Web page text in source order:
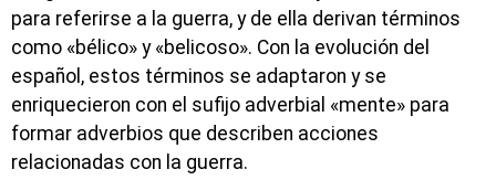
para referirse a la guerra, y de ella derivan términos
como «bélico» y «belicoso». Con la evolución del
español, estos términos se adaptaron y se
enriquecieron con el sufijo adverbial «mente» para
formar adverbios que describen acciones
relacionadas con la guerra.